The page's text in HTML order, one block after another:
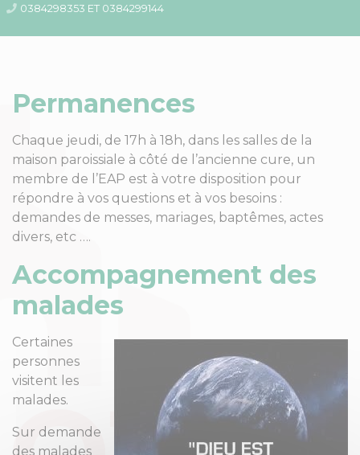
0384298353 ET 0384299144
Permanences
Chaque jeudi, de 17h à 18h, dans les salles de la
maison paroissiale à côté de l’ancienne cure, un
membre de l’EAP est à votre disposition pour
répondre à vos questions et à vos besoins :
demandes de messes, mariages, baptêmes, actes
divers, etc ….
Accompagnement des
malades
Certaines
personnes
visitent les
malades.
Sur demande
des malades